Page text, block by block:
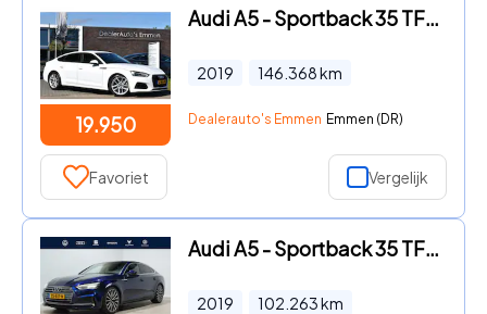
19.950
Audi A5 - Sportback 35 TFSI ECC LMV NAVI CRUISE
2019 146.368km
Dealerauto's Emmen Emmen (DR)
Favoriet Vergelijk
Audi A5 - Sportback 35 TFSI Sport S-line Ed. / B&O / 19"lm / Matrix-LE
2019 102.263km